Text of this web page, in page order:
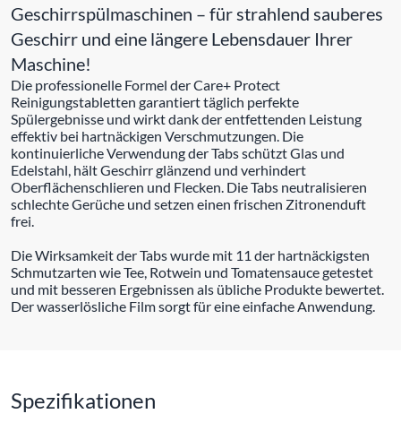
Geschirrspülmaschinen – für strahlend sauberes
Geschirr und eine längere Lebensdauer Ihrer
Maschine!
Die professionelle Formel der Care+ Protect
Reinigungstabletten garantiert täglich perfekte
Spülergebnisse und wirkt dank der entfettenden Leistung
effektiv bei hartnäckigen Verschmutzungen. Die
kontinuierliche Verwendung der Tabs schützt Glas und
Edelstahl, hält Geschirr glänzend und verhindert
Oberflächenschlieren und Flecken. Die Tabs neutralisieren
schlechte Gerüche und setzen einen frischen Zitronenduft
frei.
Die Wirksamkeit der Tabs wurde mit 11 der hartnäckigsten
Schmutzarten wie Tee, Rotwein und Tomatensauce getestet
und mit besseren Ergebnissen als übliche Produkte bewertet.
Der wasserlösliche Film sorgt für eine einfache Anwendung.
Spezifikationen